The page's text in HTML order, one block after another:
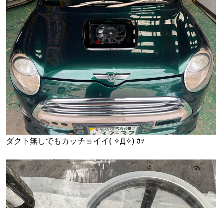
ダクト無しでもカッチョイイ( ✧Д✧) ｶｯ